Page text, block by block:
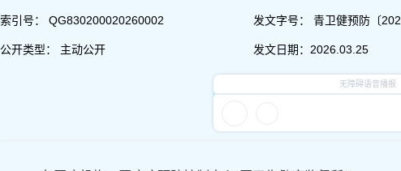
索引号： QG830200020260002
公开类型： 主动公开
发文字号： 青卫健预防〔
发文日期： 2026.03.25